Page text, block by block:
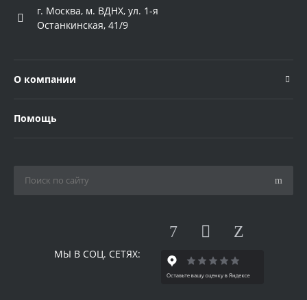
г. Москва, м. ВДНХ, ул. 1-я
Останкинская, 41/9
О компании
Помощь
МЫ В СОЦ. СЕТЯХ: